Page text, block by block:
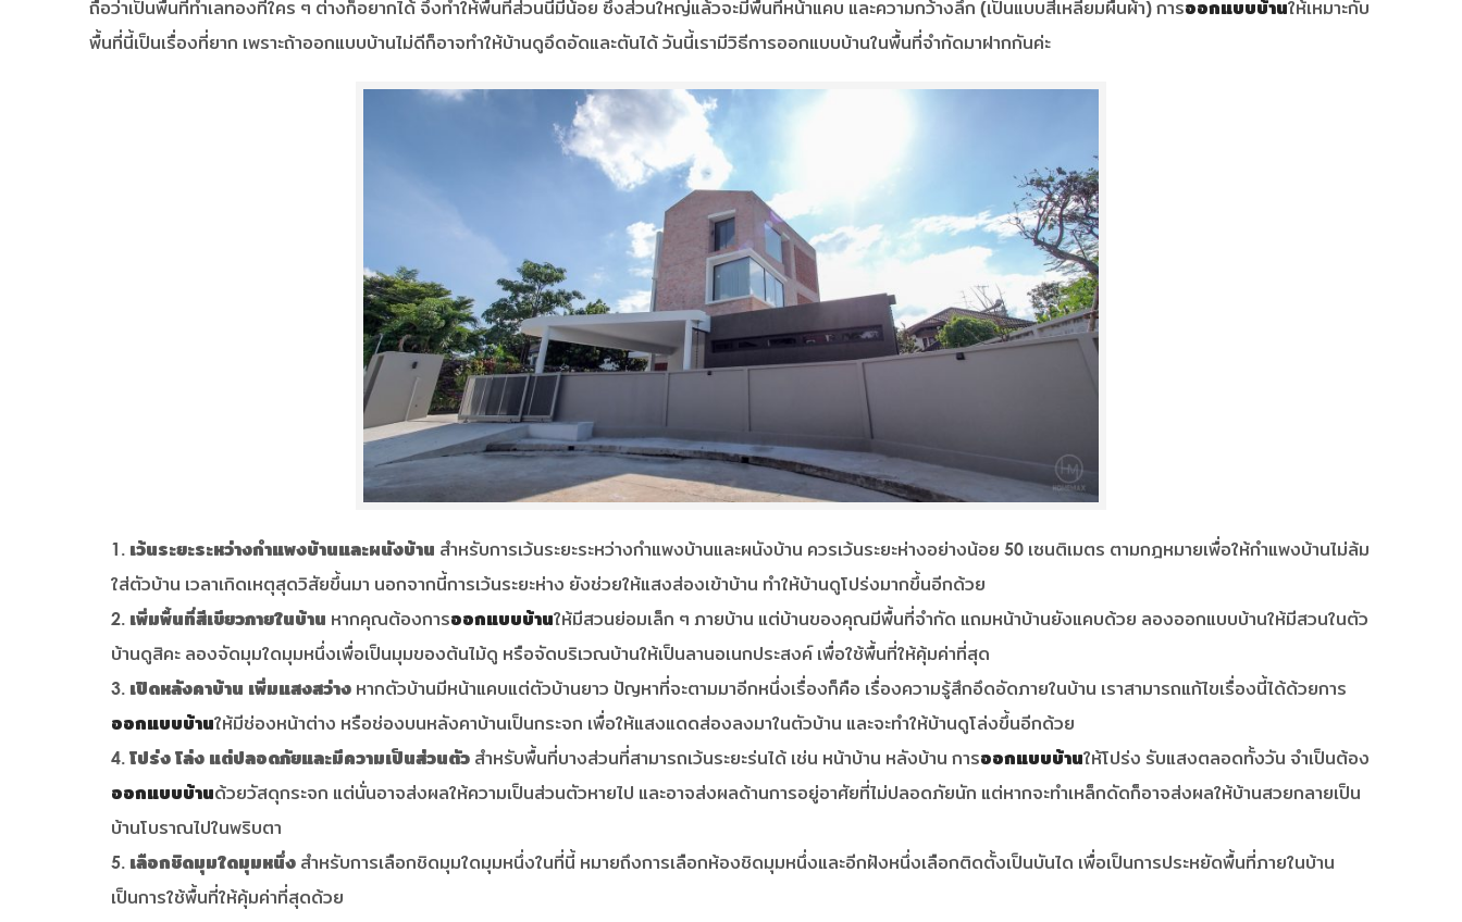
ถือว่าเป็นพื้นที่ทำเลทองที่ใคร ๆ ต่างก็อยากได้ จึงทำให้พื้นที่ส่วนนี้มีน้อย ซึ่งส่วนใหญ่แล้วจะมีพื้นที่หน้าแคบ และความกว้างลึก (เป็นแบบสี่เหลี่ยมผืนผ้า) การออกแบบบ้านให้เหมาะกับ
พื้นที่นี้เป็นเรื่องที่ยาก เพราะถ้าออกแบบบ้านไม่ดีก็อาจทำให้บ้านดูอึดอัดและตันได้ วันนี้เรามีวิธีการออกแบบบ้านในพื้นที่จำกัดมาฝากกันค่ะ
เว้นระยะระหว่างกำแพงบ้านและผนังบ้าน สำหรับการเว้นระยะระหว่างกำแพงบ้านและผนังบ้าน ควรเว้นระยะห่างอย่างน้อย 50 เซนติเมตร ตามกฎหมายเพื่อให้กำแพงบ้านไม่ล้ม
ใส่ตัวบ้าน เวลาเกิดเหตุสุดวิสัยขึ้นมา นอกจากนี้การเว้นระยะห่าง ยังช่วยให้แสงส่องเข้าบ้าน ทำให้บ้านดูโปร่งมากขึ้นอีกด้วย
เพิ่มพื้นที่สีเขียวภายในบ้าน หากคุณต้องการออกแบบบ้านให้มีสวนย่อมเล็ก ๆ ภายบ้าน แต่บ้านของคุณมีพื้นที่จำกัด แถมหน้าบ้านยังแคบด้วย ลองออกแบบบ้านให้มีสวนในตัว
บ้านดูสิคะ ลองจัดมุมใดมุมหนึ่งเพื่อเป็นมุมของต้นไม้ดู หรือจัดบริเวณบ้านให้เป็นลานอเนกประสงค์ เพื่อใช้พื้นที่ให้คุ้มค่าที่สุด
เปิดหลังคาบ้าน เพิ่มแสงสว่าง หากตัวบ้านมีหน้าแคบแต่ตัวบ้านยาว ปัญหาที่จะตามมาอีกหนึ่งเรื่องก็คือ เรื่องความรู้สึกอึดอัดภายในบ้าน เราสามารถแก้ไขเรื่องนี้ได้ด้วยการ
ออกแบบบ้านให้มีช่องหน้าต่าง หรือช่องบนหลังคาบ้านเป็นกระจก เพื่อให้แสงแดดส่องลงมาในตัวบ้าน และจะทำให้บ้านดูโล่งขึ้นอีกด้วย
โปร่ง โล่ง แต่ปลอดภัยและมีความเป็นส่วนตัว สำหรับพื้นที่บางส่วนที่สามารถเว้นระยะร่นได้ เช่น หน้าบ้าน หลังบ้าน การออกแบบบ้านให้โปร่ง รับแสงตลอดทั้งวัน จำเป็นต้อง
ออกแบบบ้านด้วยวัสดุกระจก แต่นั่นอาจส่งผลให้ความเป็นส่วนตัวหายไป และอาจส่งผลด้านการอยู่อาศัยที่ไม่ปลอดภัยนัก แต่หากจะทำเหล็กดัดก็อาจส่งผลให้บ้านสวยกลายเป็น
บ้านโบราณไปในพริบตา
เลือกชิดมุมใดมุมหนึ่ง สำหรับการเลือกชิดมุมใดมุมหนึ่งในที่นี้ หมายถึงการเลือกห้องชิดมุมหนึ่งและอีกฝังหนึ่งเลือกติดตั้งเป็นบันได เพื่อเป็นการประหยัดพื้นที่ภายในบ้าน
เป็นการใช้พื้นที่ให้คุ้มค่าที่สุดด้วย